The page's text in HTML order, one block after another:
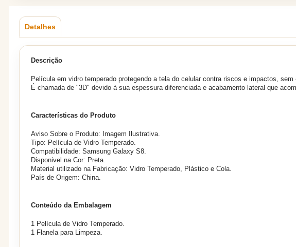
Detalhes
Descrição
Película em vidro temperado protegendo a tela do celular contra riscos e impactos,
É chamada de "3D" devido à sua espessura diferenciada e acabamento lateral que
Características do Produto
Aviso Sobre o Produto: Imagem Ilustrativa.
Tipo: Película de Vidro Temperado.
Compatibilidade: Samsung Galaxy S8.
Disponivel na Cor: Preta.
Material utilizado na Fabricação: Vidro Temperado, Plástico e Cola.
País de Origem: China.
Conteúdo da Embalagem
1 Película de Vidro Temperado.
1 Flanela para Limpeza.